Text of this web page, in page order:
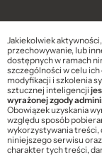
Jakiekolwiek
przechowywanie, lub
dostępnych w ramach
szczególności w celu
modyfikacji i szkolenia
sztucznej inteligencji
wyrażonej zgody
Obowiązek uzyskania
względu sposób
wykorzystywania treści,
niniejszego serwisu
charakter tych treści,